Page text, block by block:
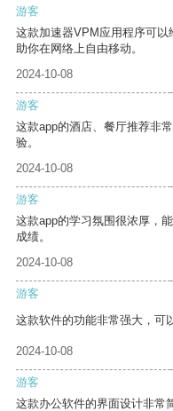
游客
这款加速器VPM应用程序可
助你在网络上自由移动。
2024-10-08
游客
这款app的酒店、餐厅推荐非
验。
2024-10-08
游客
这款app的学习氛围很浓厚，
成绩。
2024-10-08
游客
这款软件的功能非常强大，可
2024-10-08
游客
这款办公软件的界面设计非常